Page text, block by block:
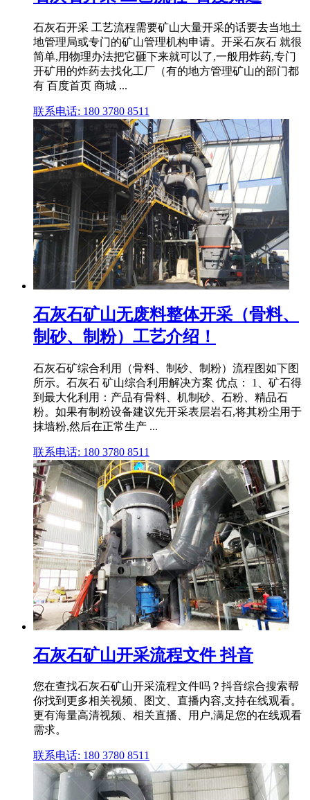
石灰石开采 工艺流程需要矿山大量开采的话要去当地土
地管理局或专门的矿山管理机构申请。开采石灰石 就很
简单,用物理办法把它砸下来就可以了,一般用炸药,专门
开矿用的炸药去找化工厂（有的地方管理矿山的部门都
有 百度首页 商城 ...
联系电话: 180 3780 8511
石灰石矿山无废料整体开采（骨料、
制砂、制粉）工艺介绍！
石灰石矿综合利用（骨料、制砂、制粉）流程图如下图
所示。石灰石 矿山综合利用解决方案 优点： 1、矿石得
到最大化利用：产品有骨料、机制砂、石粉、精品石
粉。如果有制粉设备建议先开采表层岩石,将其粉尘用于
抹墙粉,然后在正常生产 ...
联系电话: 180 3780 8511
石灰石矿山开采流程文件 抖音
您在查找石灰石矿山开采流程文件吗？抖音综合搜索帮
你找到更多相关视频、图文、直播内容,支持在线观看。
更有海量高清视频、相关直播、用户,满足您的在线观看
需求。
联系电话: 180 3780 8511